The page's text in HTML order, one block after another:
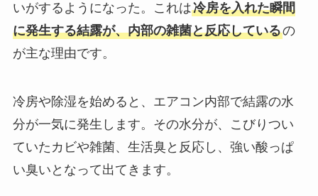
いがするようになった。これは冷房を入れた瞬間
に発生する結露が、内部の雑菌と反応しているの
が主な理由です。
冷房や除湿を始めると、エアコン内部で結露の水
分が一気に発生します。その水分が、こびりつい
ていたカビや雑菌、生活臭と反応し、強い酸っぱ
い臭いとなって出てきます。